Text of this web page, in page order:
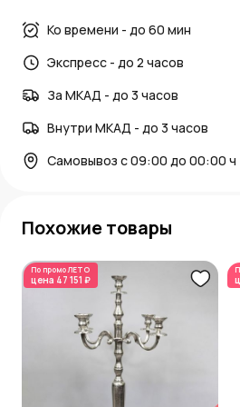
Ко времени - до 60 мин
Экспресс - до 2 часов
За МКАД - до 3 часов
Внутри МКАД - до 3 часов
Самовывоз с 09:00 до 00:00 ч
Похожие товары
По промоЛЕТО
цена 47 151 ₽